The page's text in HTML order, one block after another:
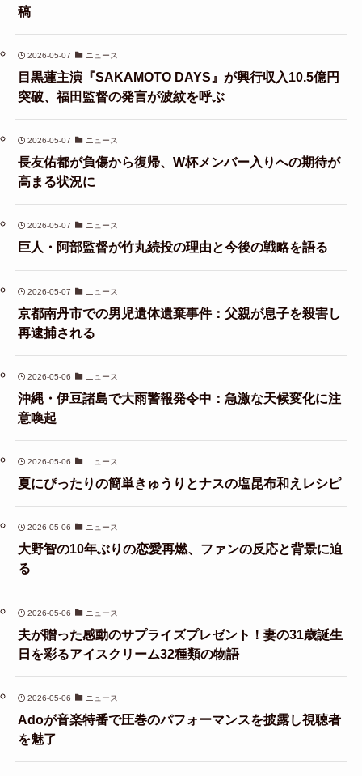
稿
2026-05-07 ニュース
目黒蓮主演『SAKAMOTO DAYS』が興行収入10.5億円
突破、福田監督の発言が波紋を呼ぶ
2026-05-07 ニュース
長友佑都が負傷から復帰、W杯メンバー入りへの期待が
高まる状況に
2026-05-07 ニュース
巨人・阿部監督が竹丸続投の理由と今後の戦略を語る
2026-05-07 ニュース
京都南丹市での男児遺体遺棄事件：父親が息子を殺害し
再逮捕される
2026-05-06 ニュース
沖縄・伊豆諸島で大雨警報発令中：急激な天候変化に注
意喚起
2026-05-06 ニュース
夏にぴったりの簡単きゅうりとナスの塩昆布和えレシピ
2026-05-06 ニュース
大野智の10年ぶりの恋愛再燃、ファンの反応と背景に迫
る
2026-05-06 ニュース
夫が贈った感動のサプライズプレゼント！妻の31歳誕生
日を彩るアイスクリーム32種類の物語
2026-05-06 ニュース
Adoが音楽特番で圧巻のパフォーマンスを披露し視聴者
を魅了